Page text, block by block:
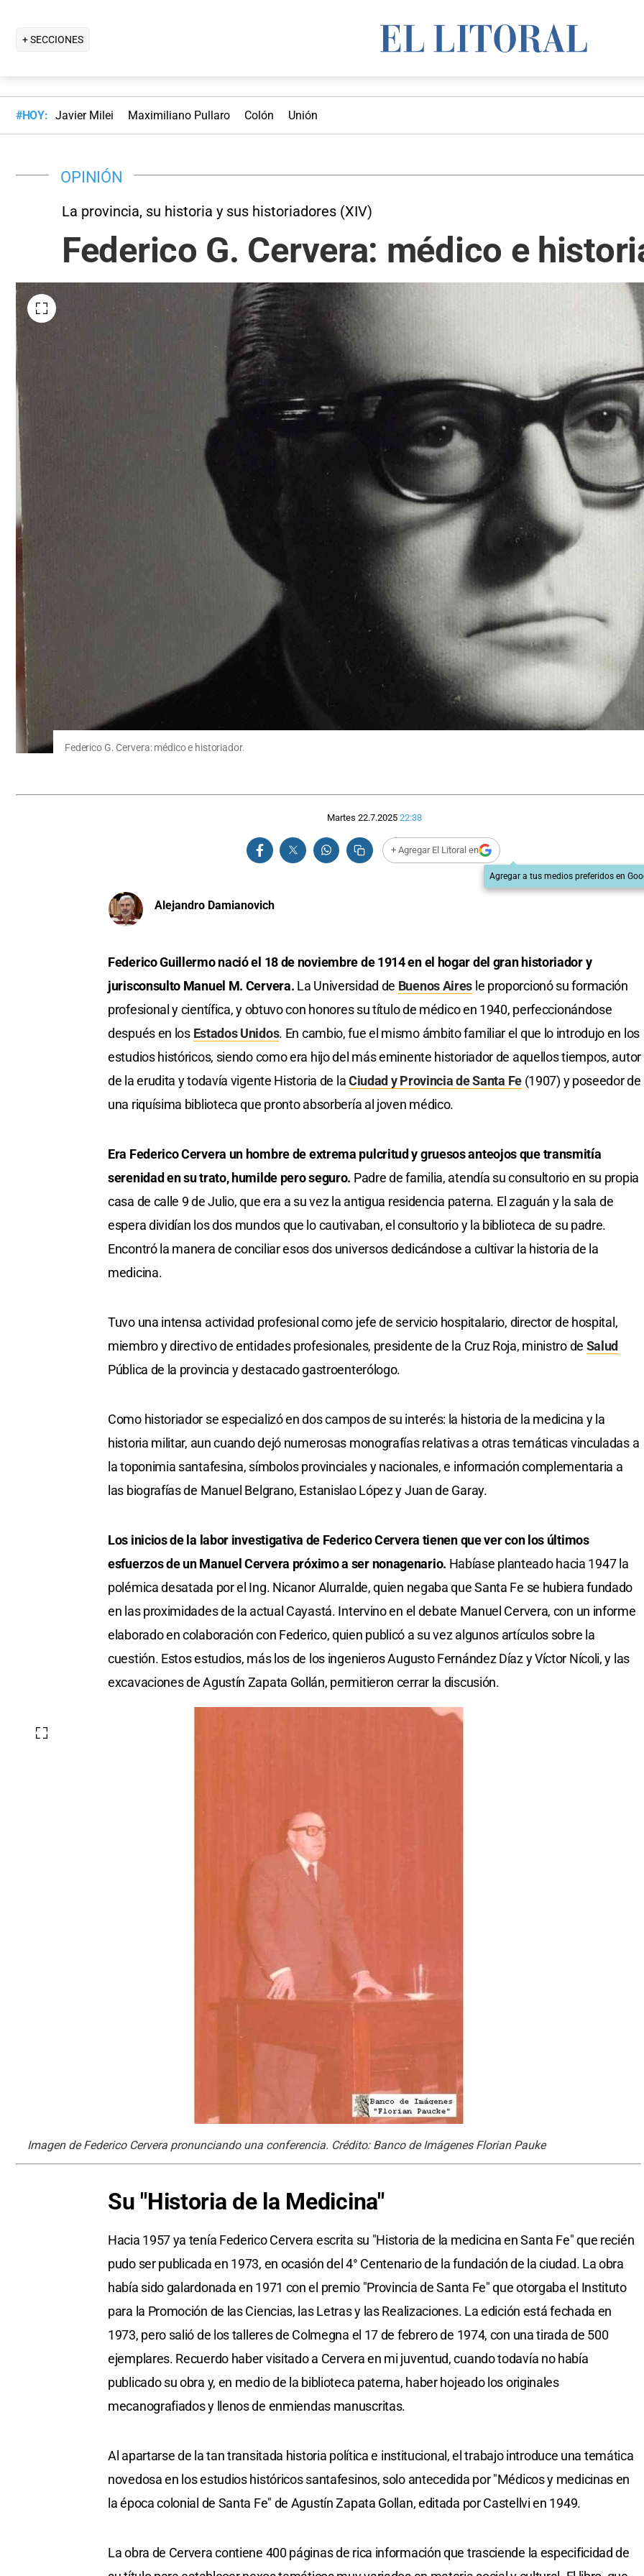
+ SECCIONES
#HOY: Javier Milei Maximiliano Pullaro Colón Unión
OPINIÓN
La provincia, su historia y sus historiadores (XIV)
Federico G. Cervera: médico e
Federico G. Cervera: médico e historiador.
Martes 22.7.2025 22:38
+ Agregar El Litoral en
Agregar a tus medios preferidos en
Alejandro Damianovich
Federico Guillermo nació el 18 de noviembre de 1914 en el hogar del gran historiador y
jurisconsulto Manuel M. Cervera. La Universidad de Buenos Aires le proporcionó su formación
profesional y científica, y obtuvo con honores su título de médico en 1940, perfeccionándose
después en los Estados Unidos. En cambio, fue el mismo ámbito familiar el que lo introdujo en los
estudios históricos, siendo como era hijo del más eminente historiador de aquellos tiempos, autor
de la erudita y todavía vigente Historia de laCiudad y Provincia de Santa Fe(1907) y poseedor de
una riquísima biblioteca que pronto absorbería al joven médico.
Era Federico Cervera un hombre de extrema pulcritud y gruesos anteojos que transmitía
serenidad en su trato, humilde pero seguro. Padre de familia, atendía su consultorio en su propia
casa de calle 9 de Julio, que era a su vez la antigua residencia paterna. El zaguán y la sala de
espera dividían los dos mundos que lo cautivaban, el consultorio y la biblioteca de su padre.
Encontró la manera de conciliar esos dos universos dedicándose a cultivar la historia de la
medicina.
Tuvo una intensa actividad profesional como jefe de servicio hospitalario, director de hospital,
miembro y directivo de entidades profesionales, presidente de la Cruz Roja, ministro de Salud
Pública de la provincia y destacado gastroenterólogo.
Como historiador se especializó en dos campos de su interés: la historia de la medicina y la
historia militar, aun cuando dejó numerosas monografías relativas a otras temáticas vinculadas a
la toponimia santafesina, símbolos provinciales y nacionales, e información complementaria a
las biografías de Manuel Belgrano, Estanislao López y Juan de Garay.
Los inicios de la labor investigativa de Federico Cervera tienen que ver con los últimos
esfuerzos de un Manuel Cervera próximo a ser nonagenario. Habíase planteado hacia 1947 la
polémica desatada por el Ing. Nicanor Alurralde, quien negaba que Santa Fe se hubiera fundado
en las proximidades de la actual Cayastá. Intervino en el debate Manuel Cervera, con un informe
elaborado en colaboración con Federico, quien publicó a su vez algunos artículos sobre la
cuestión. Estos estudios, más los de los ingenieros Augusto Fernández Díaz y Víctor Nícoli, y las
excavaciones de Agustín Zapata Gollán, permitieron cerrar la discusión.
Imagen de Federico Cervera pronunciando una conferencia. Crédito: Banco de Imágenes Florian Pauke
Su "Historia de la Medicina"
Hacia 1957 ya tenía Federico Cervera escrita su "Historia de la medicina en Santa Fe" que recién
pudo ser publicada en 1973, en ocasión del 4° Centenario de la fundación de la ciudad. La obra
había sido galardonada en 1971 con el premio "Provincia de Santa Fe" que otorgaba el Instituto
para la Promoción de las Ciencias, las Letras y las Realizaciones. La edición está fechada en
1973, pero salió de los talleres de Colmegna el 17 de febrero de 1974, con una tirada de 500
ejemplares. Recuerdo haber visitado a Cervera en mi juventud, cuando todavía no había
publicado su obra y, en medio de la biblioteca paterna, haber hojeado los originales
mecanografiados y llenos de enmiendas manuscritas.
Al apartarse de la tan transitada historia política e institucional, el trabajo introduce una temática
novedosa en los estudios históricos santafesinos, solo antecedida por "Médicos y medicinas en
la época colonial de Santa Fe" de Agustín Zapata Gollan, editada por Castellvi en 1949.
La obra de Cervera contiene 400 páginas de rica información que trasciende la especificidad de